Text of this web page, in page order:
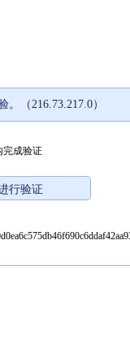
（216.73.217.0）
完成验证